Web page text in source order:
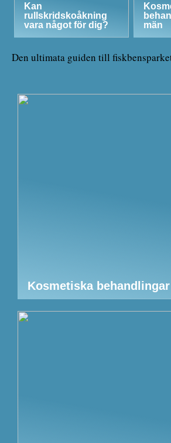
Kan
rullskridskoåkning
vara något för dig?
män
Den ultimata guiden till
Kosmetiska